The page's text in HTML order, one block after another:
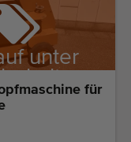
unter
für